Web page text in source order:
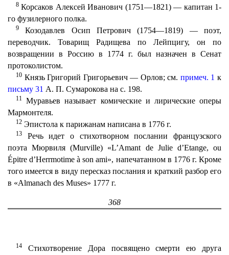
8 Корсаков Алексей Иванович (1751—1821) — капитан 1-
го фузилерного полка.
9
Козодавлев Осип Петрович (1754—1819) — поэт,
переводчик. Товарищ Радищева по Лейпцигу, он по
возвращении в Россию в 1774 г. был назначен в Сенат
протоколистом.
10 Князь Григорий Григорьевич — Орлов; см. примеч. 1 к
письму 31 А. П. Сумарокова на с. 198.
11 Муравьев называет комические и лирические оперы
Мармонтеля.
12 Эпистола к парижанам написана в 1776 г.
13
Речь идет о стихотворном послании французского
поэта Мюрвиля (Murville) «L’Amant de Julie d’Etange, ou
Épitre d’Herrmotime à son ami», напечатанном в 1776 г. Кроме
того имеется в виду пересказ послания и краткий разбор его
в «Almanach des Muses» 1777 г.
368
14
Стихотворение Дора посвящено смерти ею друга